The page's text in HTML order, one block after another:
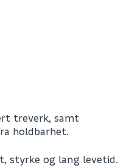
treverk, samt
holdbarhet.
styrke og lang levetid.